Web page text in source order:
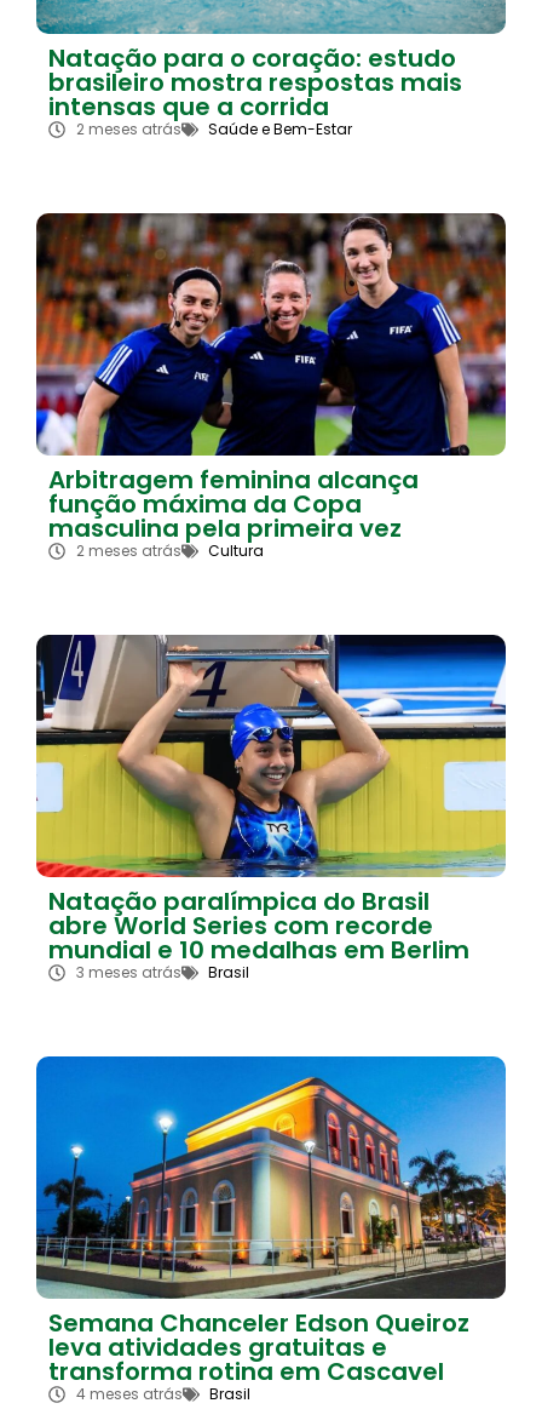
Natação para o coração: estudo
brasileiro mostra respostas mais
intensas que a corrida
2 meses atrás Saúde e Bem-Estar
Arbitragem feminina alcança
função máxima da Copa
masculina pela primeira vez
2 meses atrás Cultura
Natação paralímpica do Brasil
abre World Series com recorde
mundial e 10 medalhas em Berlim
3 meses atrás Brasil
Semana Chanceler Edson Queiroz
leva atividades gratuitas e
transforma rotina em Cascavel
4 meses atrás Brasil